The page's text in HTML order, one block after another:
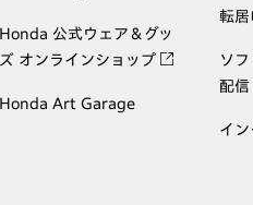
Honda 公式ウェア＆グッ
ズ オンラインショップ
Honda Art Garage
転居
ソ
配信
イン